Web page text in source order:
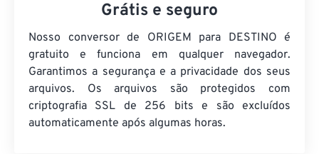
Grátis e seguro
Nosso conversor de ORIGEM para DESTINO é
gratuito e funciona em qualquer navegador.
Garantimos a segurança e a privacidade dos seus
arquivos. Os arquivos são protegidos com
criptografia SSL de 256 bits e são excluídos
automaticamente após algumas horas.